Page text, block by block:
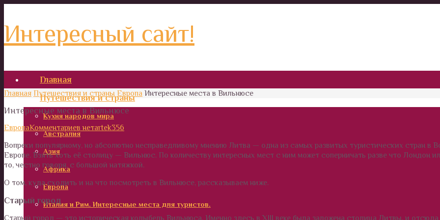
Интересный сайт!
Главная
Путешествия и страны
Кухня народов мира
Австралия
Азия
Африка
Европа
Италия и Рим. Интересные места для туристов.
Главная Путешествия и страны Европа Интересные места в Вильнюсе
Интересные места в Вильнюсе
ЕвропаКомментариев нетartek356
Вопреки популярному, но абсолютно несправедливому мнению Литва — одна из самых развитых туристических стран в
Европе. Взять хоть её столицу — Вильнюс. По количеству интересных мест с ним может соперничать разве что Лондон
то, честно говоря, с большой натяжкой.
О том, куда сходить и на что посмотреть в Вильнюсе, рассказываем ниже.
Старый город
Старый город — это историческая колыбель Вильнюса. Именно здесь в XIII веке была заложена столица Литвы, и отсюда